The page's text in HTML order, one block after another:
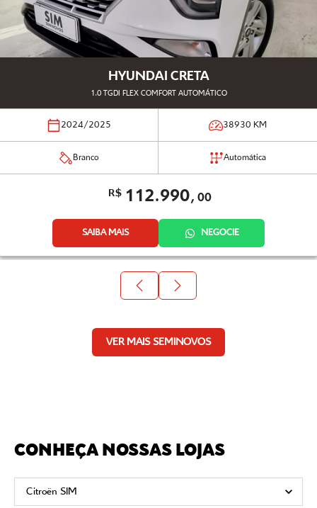
HYUNDAI CRETA
1.0 TGDI FLEX COMFORT AUTOMÁTICO
2024/2025 38930 KM
Branco Automática
R$112.990, 00
SAIBA MAIS NEGOCIE
VER MAIS SEMINOVOS
CONHEÇA NOSSAS LOJAS